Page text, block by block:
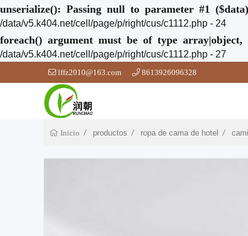
unserialize(): Passing null to parameter #1
/data/v5.k404.net/cell/page/p/right/cus/c1112.php - 24
foreach() argument must be of type array|object,
/data/v5.k404.net/cell/page/p/right/cus/c1112.php - 27
lffz2010@163.com 8613926096328
Inicio productos ropa de cama de hotel